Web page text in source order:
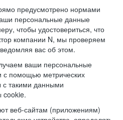
предусмотрено нормами
персональные данные
чтобы удостовериться, что
компании N, мы проверяем
вас об этом.
ваши персональные
с помощью метрических
такими данными
cookie.
веб-сайтам (приложениям)